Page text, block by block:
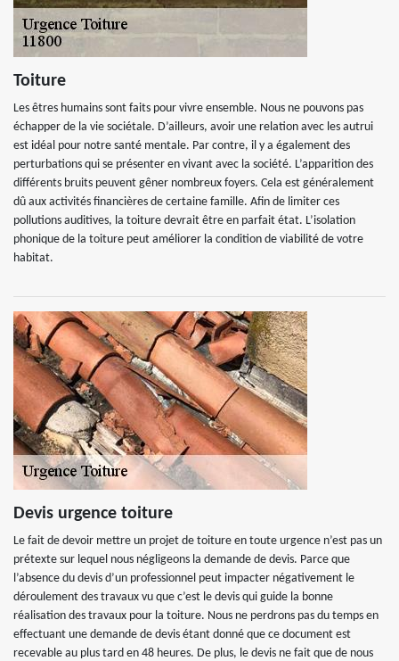
Toiture
Les êtres humains sont faits pour vivre ensemble. Nous ne pouvons pas
échapper de la vie sociétale. D’ailleurs, avoir une relation avec les autrui
est idéal pour notre santé mentale. Par contre, il y a également des
perturbations qui se présenter en vivant avec la société. L’apparition des
différents bruits peuvent gêner nombreux foyers. Cela est généralement
dû aux activités financières de certaine famille. Afin de limiter ces
pollutions auditives, la toiture devrait être en parfait état. L’isolation
phonique de la toiture peut améliorer la condition de viabilité de votre
habitat.
Devis urgence toiture
Le fait de devoir mettre un projet de toiture en toute urgence n’est pas un
prétexte sur lequel nous négligeons la demande de devis. Parce que
l’absence du devis d’un professionnel peut impacter négativement le
déroulement des travaux vu que c’est le devis qui guide la bonne
réalisation des travaux pour la toiture. Nous ne perdrons pas du temps en
effectuant une demande de devis étant donné que ce document est
recevable au plus tard en 48 heures. De plus, le devis ne fait que de nous